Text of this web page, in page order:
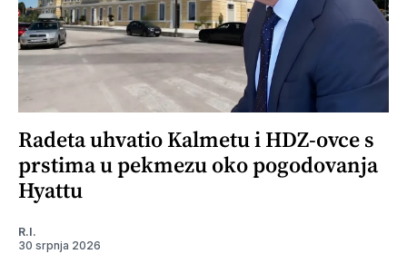
Radeta uhvatio Kalmetu i HDZ-ovce s
prstima u pekmezu oko pogodovanja
Hyattu
R.I.
30 srpnja 2026